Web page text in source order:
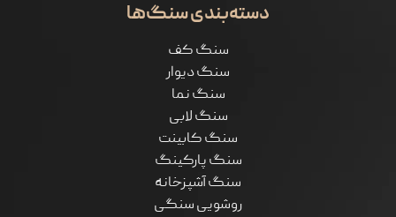
دسته‌بندی سنگ‌ها
سنگ کف
سنگ دیوار
سنگ نما
سنگ لابی
سنگ کابینت
سنگ پارکینگ
سنگ آشپزخانه
روشویی سنگی